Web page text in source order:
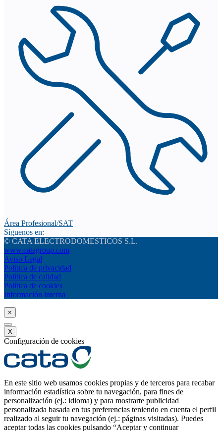
Área Profesional/SAT
Síguenos en:
© CATA ELECTRODOMESTICOS S.L.
www.catagroup.com
Aviso Legal
Política de privacidad
Política de calidad
Política de cookies
Información interna
×
X
Configuración de cookies
En este sitio web usamos cookies propias y de terceros para recabar
información estadística sobre tu navegación, para fines de
personalización (ej.: idioma) y para mostrarte publicidad
personalizada basada en tus preferencias teniendo en cuenta el perfil
realizado al seguir tu navegación (ej.: páginas visitadas). Puedes
aceptar todas las cookies pulsando “Aceptar y continuar